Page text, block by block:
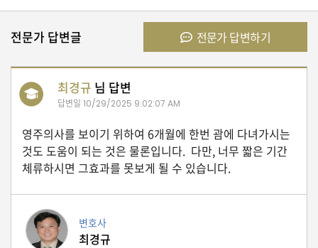
테
유
학/
강
전문가 답변글 전문가 답변하기
최경규 님 답변
답변일 10/29/2025 9:02:07 AM
영주의사를 보이기 위하여 6개월에 한번 괌에 다녀가시는
것도 도움이 되는 것은 물론입니다. 다만, 너무 짧은 기간
체류하시면 그효과를 못보게 될 수 있습니다.
변호사
최경규